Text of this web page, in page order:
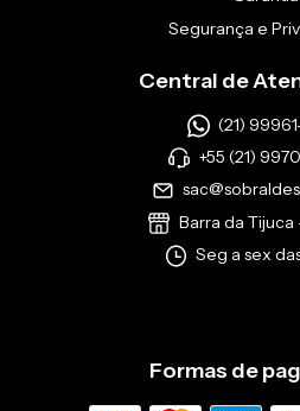
Segurança e
Central de
(21)
+55 (21)
Barra da Tijuca
Seg a sex
Formas de